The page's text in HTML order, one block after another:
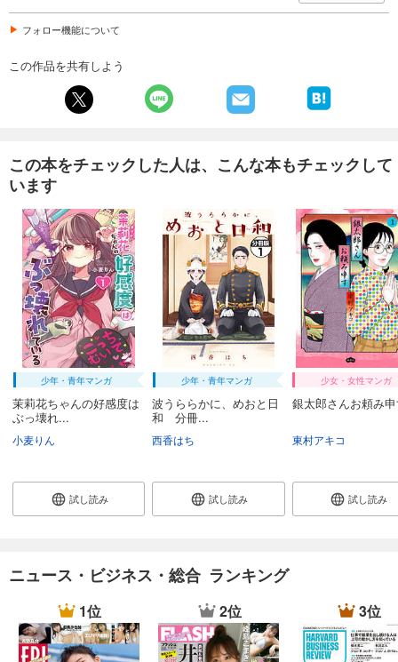
カート
あらすじを表示する
週刊東洋経済 2026/1/31・2/7合併号
週刊東洋経済 2026/1/24号
880円 (税込)
カート
試し読み
あらすじを表示する
週刊東洋経済 2026/1/10・1/17合併号
880円 (税込)
カート
試し読み
週刊東洋経済 2025/12/27・2026/1/3合併号
880円 (税込)
あらすじを表示する
週刊東洋経済 2025/12/20号
880円 (税込)
カート
フォロー機能について
この作品を共有しよう
この本をチェックした人は、こんな本もチェックして
います
少年・青年マンガ
茉莉花ちゃんの好感度は
ぶっ壊れ...
小麦りん
試し読み
少年・青年マンガ
波うららかに、めおと日
和 分冊...
西香はち
試し読み
少女・女性マンガ
銀太郎さんお頼み
東村アキコ
試し読み
ニュース・ビジネス・総合 ランキング
1位 2位 3位